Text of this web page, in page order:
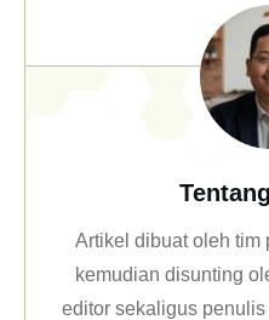
Artikel dibuat oleh tim
kemudian disunting
editor sekaligus